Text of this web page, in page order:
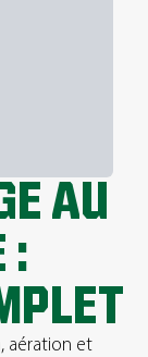
AU
:
aération et